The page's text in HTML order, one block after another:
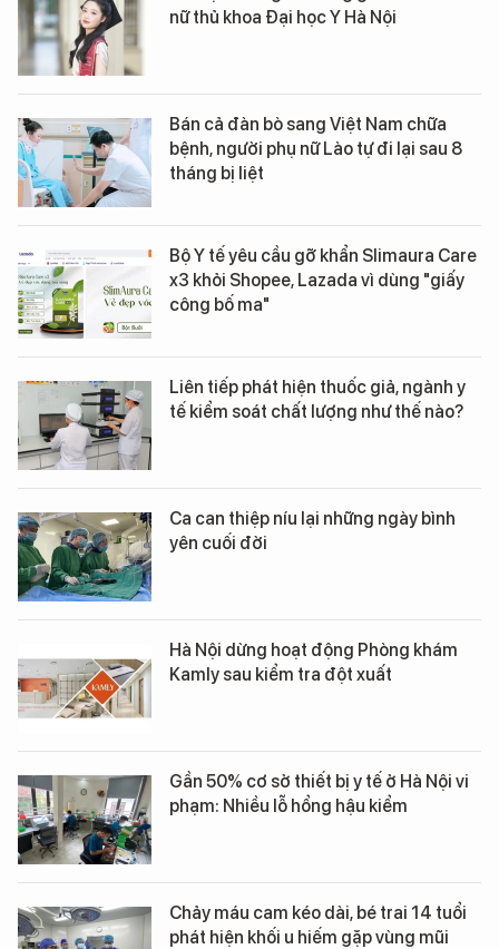
nữ thủ khoa Đại học Y Hà Nội
Bán cả đàn bò sang Việt Nam chữa
bệnh, người phụ nữ Lào tự đi lại sau 8
tháng bị liệt
Bộ Y tế yêu cầu gỡ khẩn Slimaura Care
x3 khỏi Shopee, Lazada vì dùng "giấy
công bố ma"
Liên tiếp phát hiện thuốc giả, ngành y
tế kiểm soát chất lượng như thế nào?
Ca can thiệp níu lại những ngày bình
yên cuối đời
Hà Nội dừng hoạt động Phòng khám
Kamly sau kiểm tra đột xuất
Gần 50% cơ sở thiết bị y tế ở Hà Nội vi
phạm: Nhiều lỗ hổng hậu kiểm
Chảy máu cam kéo dài, bé trai 14 tuổi
phát hiện khối u hiếm gặp vùng mũi